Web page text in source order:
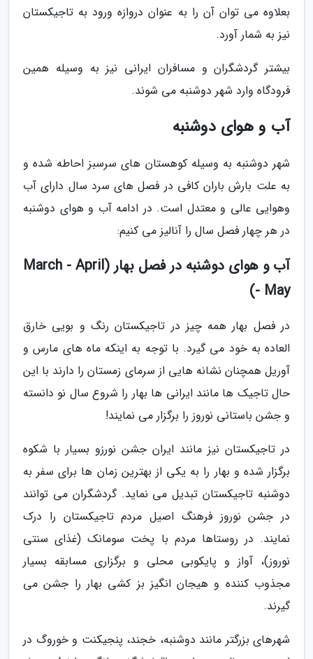
بعلاوه می توان آن را به عنوان دروازه ورود به تاجیکستان
نیز به شمار آورد.
بیشتر گردشگران و مسافران ایرانی نیز به وسیله همین
فرودگاه وارد شهر دوشنبه می شوند.
آب و هوای دوشنبه
شهر دوشنبه به وسیله کوهستان های سرسبز احاطه شده و
به علت بارش باران کافی در فصل های سرد سال دارای آب
وهوایی عالی و معتدل است. در ادامه آب و هوای دوشنبه
در هر چهار فصل سال را آنالیز می کنیم:
آب و هوای دوشنبه در فصل بهار (March - April
- May)
در فصل بهار همه چیز در تاجیکستان رنگ و بویی خارق
العاده به خود می گیرد. با توجه به اینکه ماه های مارس و
آوریل همچنان نشانه هایی از سرمای زمستان را دارند با این
حال تاجیک ها مانند ایرانی ها بهار را شروع سال نو دانسته
و جشن باستانی نوروز را برگزار می نمایند!
در تاجیکستان نیز مانند ایران جشن نورزو بسیار با شکوه
برگزار شده و بهار را به یکی از بهترین زمان ها برای سفر به
دوشنبه تاجیکستان تبدیل می نماید. گردشگران می توانند
در جشن نوروز فرهنگ اصیل مردم تاجیکستان را درک
نمایند. در روستاها مردم با پخت سومانک (غذای سنتی
نوروز)، آواز و پایکوبی محلی و برگزاری مسابقه بسیار
مجذوب کننده و هیجان انگیز بز کشی بهار را جشن می
گیرند.
شهرهای بزرگتر مانند دوشنبه، خجند، پنجیکنت و خوروگ در